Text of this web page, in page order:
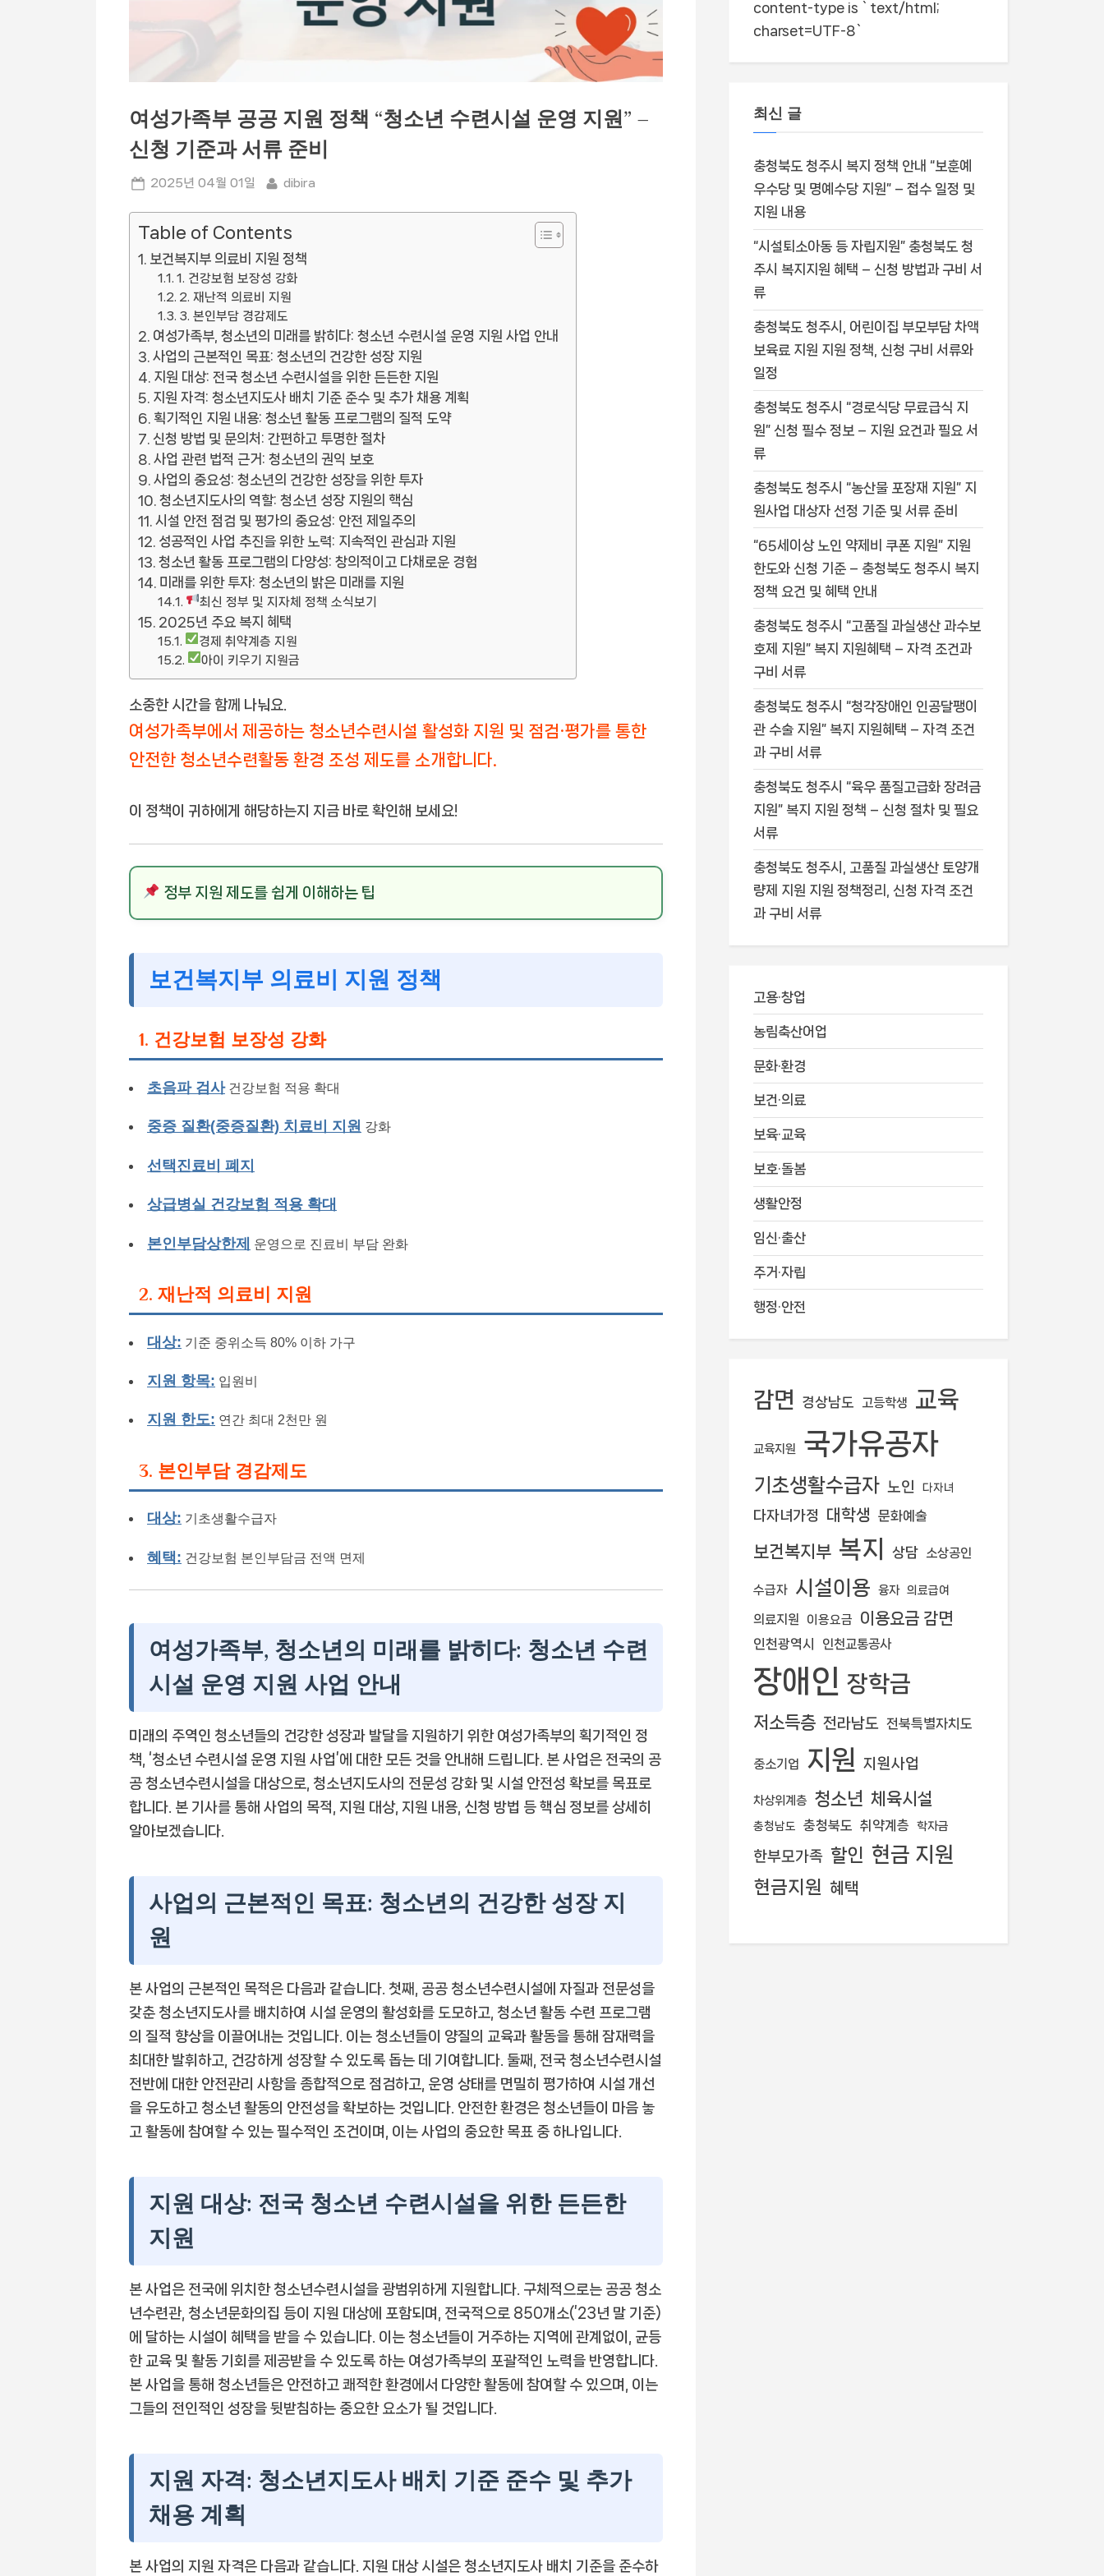
여성가족부 공공 지원 정책 “청소년 수련시설 운영 지원” –
신청 기준과 서류 준비
Posted
2025년 04월 01일 By
dibira
Table of Contents
보건복지부 의료비 지원 정책
1. 건강보험 보장성 강화
2. 재난적 의료비 지원
3. 본인부담 경감제도
여성가족부, 청소년의 미래를 밝히다: 청소년 수련시설 운영 지원 사업 안내
사업의 근본적인 목표: 청소년의 건강한 성장 지원
지원 대상: 전국 청소년 수련시설을 위한 든든한 지원
지원 자격: 청소년지도사 배치 기준 준수 및 추가 채용 계획
획기적인 지원 내용: 청소년 활동 프로그램의 질적 도약
신청 방법 및 문의처: 간편하고 투명한 절차
사업 관련 법적 근거: 청소년의 권익 보호
사업의 중요성: 청소년의 건강한 성장을 위한 투자
청소년지도사의 역할: 청소년 성장 지원의 핵심
시설 안전 점검 및 평가의 중요성: 안전 제일주의
성공적인 사업 추진을 위한 노력: 지속적인 관심과 지원
청소년 활동 프로그램의 다양성: 창의적이고 다채로운 경험
미래를 위한 투자: 청소년의 밝은 미래를 지원
최신 정부 및 지자체 정책 소식보기
2025년 주요 복지 혜택
경제 취약계층 지원
아이 키우기 지원금
소중한 시간을 함께 나눠요.
여성가족부에서 제공하는 청소년수련시설 활성화 지원 및 점검·평가를 통한
안전한 청소년수련활동 환경 조성 제도를 소개합니다.
이 정책이 귀하에게 해당하는지 지금 바로 확인해 보세요!
정부 지원 제도를 쉽게 이해하는 팁
보건복지부 의료비 지원 정책
1. 건강보험 보장성 강화
초음파 검사건강보험 적용 확대
중증 질환(중증질환) 치료비 지원 강화
선택진료비 폐지
상급병실 건강보험 적용 확대
본인부담상한제 운영으로 진료비 부담 완화
2. 재난적 의료비 지원
대상: 기준 중위소득 80% 이하 가구
지원 항목: 입원비
지원 한도: 연간 최대 2천만 원
3. 본인부담 경감제도
대상: 기초생활수급자
혜택: 건강보험 본인부담금 전액 면제
여성가족부, 청소년의 미래를 밝히다: 청소년 수련
시설 운영 지원 사업 안내
미래의 주역인 청소년들의 건강한 성장과 발달을 지원하기 위한 여성가족부의 획기적인 정
책, ‘청소년 수련시설 운영 지원 사업’에 대한 모든 것을 안내해 드립니다. 본 사업은 전국의 공
공 청소년수련시설을 대상으로, 청소년지도사의 전문성 강화 및 시설 안전성 확보를 목표로
합니다. 본 기사를 통해 사업의 목적, 지원 대상, 지원 내용, 신청 방법 등 핵심 정보를 상세히
알아보겠습니다.
사업의 근본적인 목표: 청소년의 건강한 성장 지
원
본 사업의 근본적인 목적은 다음과 같습니다. 첫째, 공공 청소년수련시설에 자질과 전문성을
갖춘 청소년지도사를 배치하여 시설 운영의 활성화를 도모하고, 청소년 활동 수련 프로그램
의 질적 향상을 이끌어내는 것입니다. 이는 청소년들이 양질의 교육과 활동을 통해 잠재력을
최대한 발휘하고, 건강하게 성장할 수 있도록 돕는 데 기여합니다. 둘째, 전국 청소년수련시설
전반에 대한 안전관리 사항을 종합적으로 점검하고, 운영 상태를 면밀히 평가하여 시설 개선
을 유도하고 청소년 활동의 안전성을 확보하는 것입니다. 안전한 환경은 청소년들이 마음 놓
고 활동에 참여할 수 있는 필수적인 조건이며, 이는 사업의 중요한 목표 중 하나입니다.
지원 대상: 전국 청소년 수련시설을 위한 든든한
지원
본 사업은 전국에 위치한 청소년수련시설을 광범위하게 지원합니다. 구체적으로는 공공 청소
년수련관, 청소년문화의집 등이 지원 대상에 포함되며, 전국적으로 850개소(’23년 말 기준)
에 달하는 시설이 혜택을 받을 수 있습니다. 이는 청소년들이 거주하는 지역에 관계없이, 균등
한 교육 및 활동 기회를 제공받을 수 있도록 하는 여성가족부의 포괄적인 노력을 반영합니다.
본 사업을 통해 청소년들은 안전하고 쾌적한 환경에서 다양한 활동에 참여할 수 있으며, 이는
그들의 전인적인 성장을 뒷받침하는 중요한 요소가 될 것입니다.
지원 자격: 청소년지도사 배치 기준 준수 및 추가
채용 계획
본 사업의 지원 자격은 다음과 같습니다. 지원 대상 시설은 청소년지도사 배치 기준을 준수하
content-type is `text/html;
charset=UTF-8`
최신 글
충청북도 청주시 복지 정책 안내 “보훈예
우수당 및 명예수당 지원” – 접수 일정 및
지원 내용
“시설퇴소아동 등 자립지원” 충청북도 청
주시 복지지원 혜택 – 신청 방법과 구비 서
류
충청북도 청주시, 어린이집 부모부담 차액
보육료 지원 지원 정책, 신청 구비 서류와
일정
충청북도 청주시 “경로식당 무료급식 지
원” 신청 필수 정보 – 지원 요건과 필요 서
류
충청북도 청주시 “농산물 포장재 지원” 지
원사업 대상자 선정 기준 및 서류 준비
“65세이상 노인 약제비 쿠폰 지원” 지원
한도와 신청 기준 – 충청북도 청주시 복지
정책 요건 및 혜택 안내
충청북도 청주시 “고품질 과실생산 과수보
호제 지원” 복지 지원혜택 – 자격 조건과
구비 서류
충청북도 청주시 “청각장애인 인공달팽이
관 수술 지원” 복지 지원혜택 – 자격 조건
과 구비 서류
충청북도 청주시 “육우 품질고급화 장려금
지원” 복지 지원 정책 – 신청 절차 및 필요
서류
충청북도 청주시, 고품질 과실생산 토양개
량제 지원 지원 정책정리, 신청 자격 조건
과 구비 서류
고용·창업
농림축산어업
문화·환경
보건·의료
보육·교육
보호·돌봄
생활안정
임신·출산
주거·자립
행정·안전
감면 경상남도 고등학생 교육
교육지원 국가유공자
기초생활수급자 노인 다자녀
다자녀가정 대학생 문화예술
보건복지부 복지 상담 소상공인
수급자 시설이용 융자 의료급여
의료지원 이용요금 이용요금 감면
인천광역시 인천교통공사
장애인 장학금
저소득층 전라남도 전북특별자치도
중소기업 지원 지원사업
차상위계층 청소년 체육시설
충청남도 충청북도 취약계층 학자금
한부모가족 할인 현금 지원
현금지원 혜택